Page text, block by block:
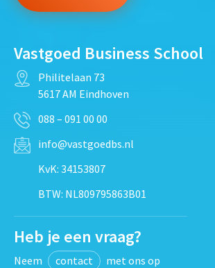
Vastgoed Business School
Philitelaan 73
5617 AM Eindhoven
088 – 091 00 00
info@vastgoedbs.nl
KvK: 34153807
BTW: NL809795863B01
Heb je een vraag?
Neem contact met ons op